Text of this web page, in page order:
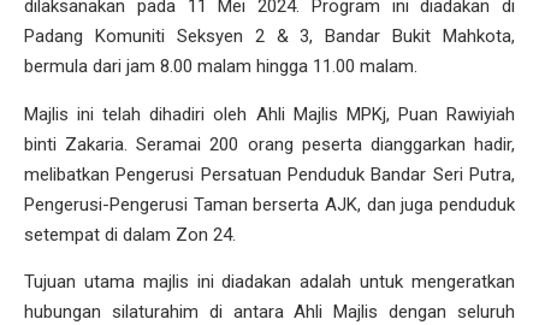
dilaksanakan pada 11 Mei 2024. Program ini diadakan di
Padang Komuniti Seksyen 2 & 3, Bandar Bukit Mahkota,
bermula dari jam 8.00 malam hingga 11.00 malam.
Majlis ini telah dihadiri oleh Ahli Majlis MPKj, Puan Rawiyiah
binti Zakaria. Seramai 200 orang peserta dianggarkan hadir,
melibatkan Pengerusi Persatuan Penduduk Bandar Seri Putra,
Pengerusi-Pengerusi Taman berserta AJK, dan juga penduduk
setempat di dalam Zon 24.
Tujuan utama majlis ini diadakan adalah untuk mengeratkan
hubungan silaturahim di antara Ahli Majlis dengan seluruh